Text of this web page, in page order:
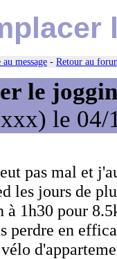
message - Retour au
le
le 04/
pas mal et
les jours de
à 1h30 pour
perdre en